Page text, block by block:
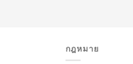
กฎหมาย